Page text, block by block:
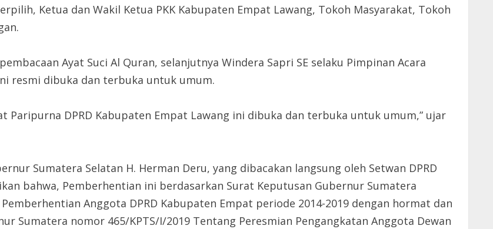
Ketua dan Wakil Ketua PKK Kabupaten Empat Lawang, Tokoh Masyarakat, Tokoh
Ayat Suci Al Quran, selanjutnya Windera Sapri SE selaku Pimpinan Acara
resmi dibuka dan terbuka untuk umum.
Paripurna DPRD Kabupaten Empat Lawang ini dibuka dan terbuka untuk umum,” ujar
Sumatera Selatan H. Herman Deru, yang dibacakan langsung oleh Setwan DPRD
bahwa, Pemberhentian ini berdasarkan Surat Keputusan Gubernur Sumatera
Anggota DPRD Kabupaten Empat periode 2014-2019 dengan hormat dan
Sumatera nomor 465/KPTS/I/2019 Tentang Peresmian Pengangkatan Anggota Dewan